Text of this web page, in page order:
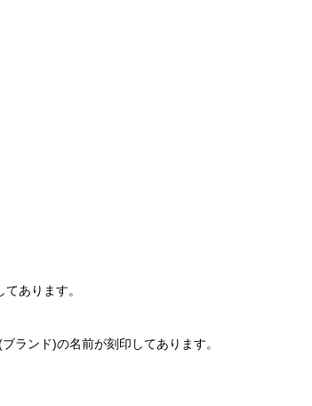
あります。
ランド)の名前が刻印してあります。